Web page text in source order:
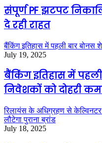
संपूर्ण PF झटपट
दे रही राहत
बैंकिंग इतिहास में पहली बार बोनस
July 19, 2025
बैंकिंग इतिहास में
निवेशकों को दोहरी
रिलायंस के अधिग्रहण से केल्विनटर
लौटेगा पुराना ब्रांड
July 18, 2025